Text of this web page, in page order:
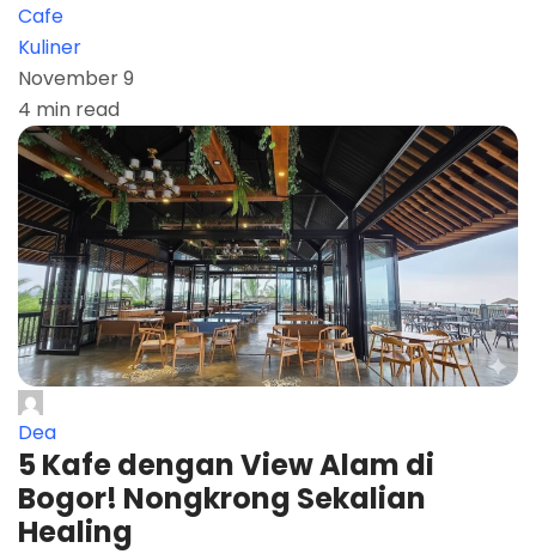
Cafe
Kuliner
November 9
4 min read
Dea
5 Kafe dengan View Alam di
Bogor! Nongkrong Sekalian
Healing